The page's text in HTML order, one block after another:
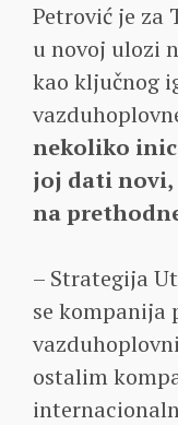
Petrović je za
u novoj ulozi
kao ključnog
nekoliko
joj dati novi,
na
– Strategija
se kompanija
ostalim